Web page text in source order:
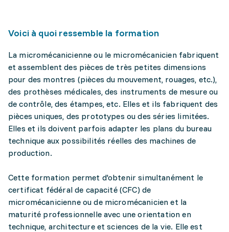
Voici à quoi ressemble la formation
La micromécanicienne ou le micromécanicien fabriquent
et assemblent des pièces de très petites dimensions
pour des montres (pièces du mouvement, rouages, etc.),
des prothèses médicales, des instruments de mesure ou
de contrôle, des étampes, etc. Elles et ils fabriquent des
pièces uniques, des prototypes ou des séries limitées.
Elles et ils doivent parfois adapter les plans du bureau
technique aux possibilités réelles des machines de
production.
Cette formation permet d'obtenir simultanément le
certificat fédéral de capacité (CFC) de
micromécanicienne ou de micromécanicien et la
maturité professionnelle avec une orientation en
technique, architecture et sciences de la vie. Elle est